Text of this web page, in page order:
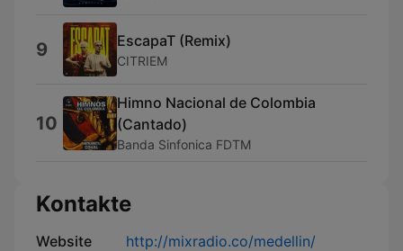
9 EscapaT (Remix)
CITRIEM
10
Himno Nacional de Colombia
(Cantado)
Banda Sinfonica FDTM
Kontakte
Website
http://mixradio.co/medellin/